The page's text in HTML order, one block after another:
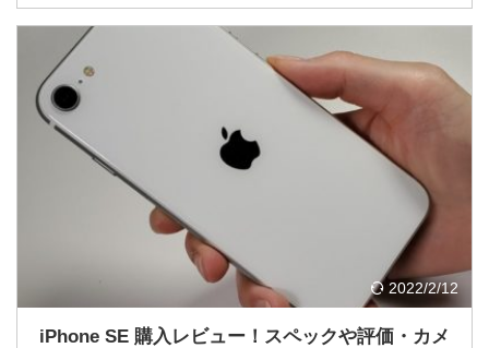
2022/2/12
iPhone SE 購入レビュー！スペックや評価・カメ